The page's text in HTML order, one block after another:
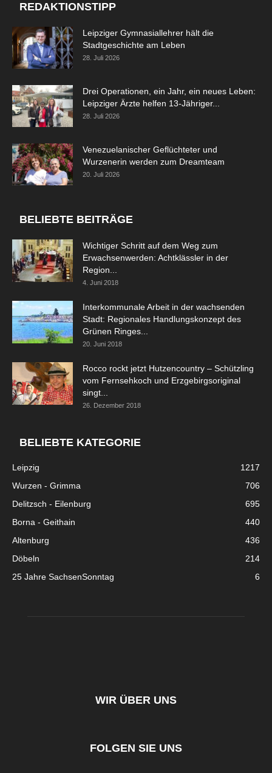
REDAKTIONSTIPP
Leipziger Gymnasiallehrer hält die
Stadtgeschichte am Leben
28. Juli 2026
Drei Operationen, ein Jahr, ein neues Leben:
Leipziger Ärzte helfen 13-Jähriger...
28. Juli 2026
Venezuelanischer Geflüchteter und
Wurzenerin werden zum Dreamteam
20. Juli 2026
BELIEBTE BEITRÄGE
Wichtiger Schritt auf dem Weg zum
Erwachsenwerden: Achtklässler in der
Region...
4. Juni 2018
Interkommunale Arbeit in der wachsenden
Stadt: Regionales Handlungskonzept des
Grünen Ringes...
20. Juni 2018
Rocco rockt jetzt Hutzencountry – Schützling
vom Fernsehkoch und Erzgebirgsoriginal
singt...
26. Dezember 2018
BELIEBTE KATEGORIE
Leipzig
1217
Wurzen - Grimma
706
Delitzsch - Eilenburg
695
Borna - Geithain
440
Altenburg
436
Döbeln
214
25 Jahre SachsenSonntag
6
WIR ÜBER UNS
FOLGEN SIE UNS